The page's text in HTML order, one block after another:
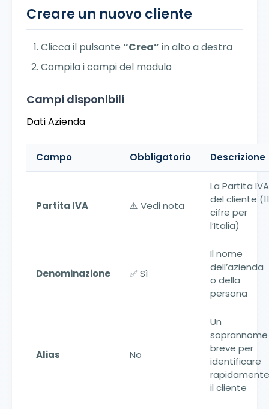
Creare un nuovo cliente
Clicca il pulsante “Crea” in alto a destra
Compila i campi del modulo
Campi disponibili
Dati Azienda
Campo Obbligatorio Descrizione
Partita IVA ⚠️ Vedi nota
La Partita IVA
del cliente (11
cifre per
l’Italia)
Denominazione ✅ Sì
Il nome
dell’azienda
o della
persona
Alias No
Un
soprannome
breve per
identificare
rapidamente
il cliente